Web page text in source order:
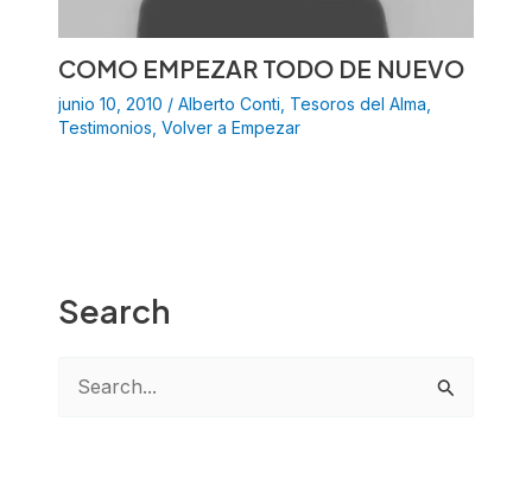
COMO EMPEZAR TODO DE NUEVO
junio 10, 2010 / Alberto Conti Tesoros del Alma
Testimonios Volver a Empezar
Search